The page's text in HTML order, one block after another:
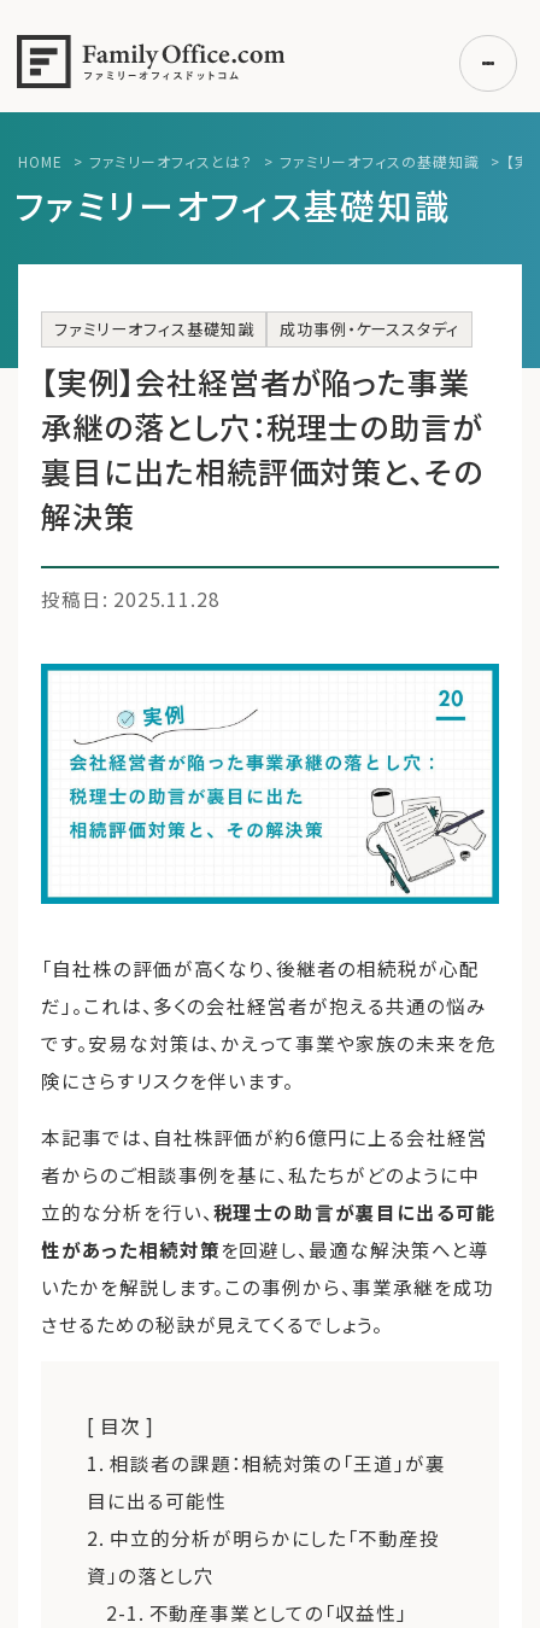
初めての方へ
エキスパート一覧
無料講座
コラム
利用者の声
無料ご相談
ファミリーオフィスとは
関連書籍
メールマガジン登録
よくある質問
HOME > ファミリーオフィスとは？ > ファミリーオフィスの基礎知識 > 【
ファミリーオフィス基礎知識
ファミリーオフィス基礎知識 成功事例・ケーススタディ
【実例】会社経営者が陥った事業
承継の落とし穴：税理士の助言が
裏目に出た相続評価対策と、その
解決策
投稿日: 2025.11.28
「自社株の評価が高くなり、後継者の相続税が心配
だ」。これは、多くの会社経営者が抱える共通の悩み
です。安易な対策は、かえって事業や家族の未来を危
険にさらすリスクを伴います。
本記事では、自社株評価が約6億円に上る会社経営
者からのご相談事例を基に、私たちがどのように中
立的な分析を行い、 税理士の助言が裏目に出る可能
性があった相続対策を回避し、最適な解決策へと導
いたかを解説します。この事例から、事業承継を成功
させるための秘訣が見えてくるでしょう。
[ 目次 ]
1. 相談者の課題：相続対策の「王道」が裏
目に出る可能性
2. 中立的分析が明らかにした「不動産投
資」の落とし穴
2-1. 不動産事業としての「収益性」